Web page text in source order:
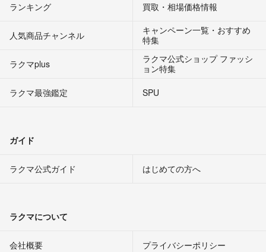
ランキング 買取・相場価格情報
人気商品チャンネル
キャンペーン一覧・おすすめ
特集
ラクマplus
ラクマ公式ショップ ファッシ
ョン特集
ラクマ最強鑑定
SPU
ガイド
ラクマ公式ガイド はじめての方へ
ラクマについて
会社概要 プライバシーポリシー